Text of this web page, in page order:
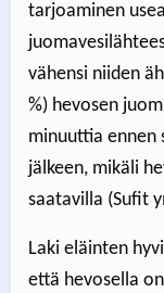
tarjoaminen
vähensi niiden
%) hevosen
minuuttia ennen
jälkeen, mikäli
saatavilla (Sufit
Laki eläinten
että hevosella